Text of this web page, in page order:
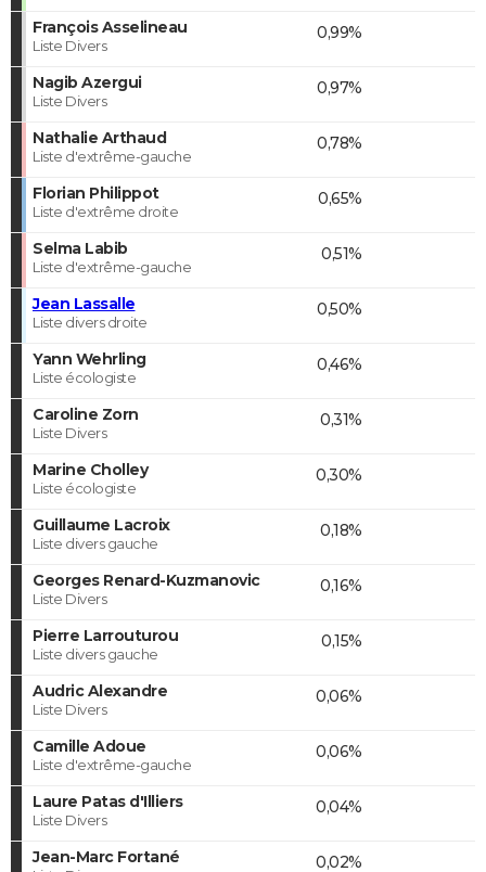
François Asselineau
Liste Divers
0,99%
Nagib Azergui
Liste Divers
0,97%
Nathalie Arthaud
Liste d'extrême-gauche
0,78%
Florian Philippot
Liste d'extrême droite
0,65%
Selma Labib
Liste d'extrême-gauche
0,51%
Jean Lassalle
Liste divers droite
0,50%
Yann Wehrling
Liste écologiste
0,46%
Caroline Zorn
Liste Divers
0,31%
Marine Cholley
Liste écologiste
0,30%
Guillaume Lacroix
Liste divers gauche
0,18%
Georges Renard-Kuzmanovic
Liste Divers
0,16%
Pierre Larrouturou
Liste divers gauche
0,15%
Audric Alexandre
Liste Divers
0,06%
Camille Adoue
Liste d'extrême-gauche
0,06%
Laure Patas d'Illiers
Liste Divers
0,04%
Jean-Marc Fortané 0,02%